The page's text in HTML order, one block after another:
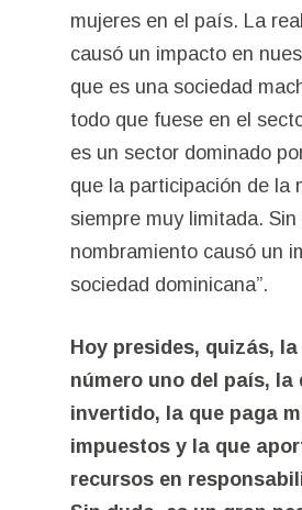
mujeres en el país. La
causó un impacto en
que es una sociedad
todo que fuese en el
es un sector dominado
que la participación de la
siempre muy limitada. Sin
nombramiento causó un
sociedad dominicana”.
Hoy presides, quizás,
número uno del país, la
invertido, la que paga
impuestos y la que
recursos en